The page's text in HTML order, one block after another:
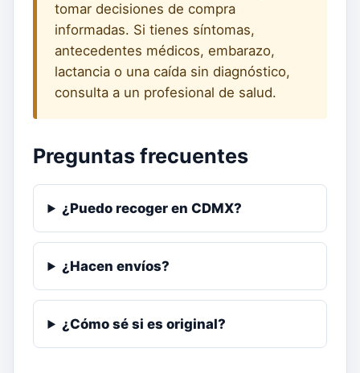
tomar decisiones de compra
informadas. Si tienes síntomas,
antecedentes médicos, embarazo,
lactancia o una caída sin diagnóstico,
consulta a un profesional de salud.
Preguntas frecuentes
¿Puedo recoger en CDMX?
¿Hacen envíos?
¿Cómo sé si es original?